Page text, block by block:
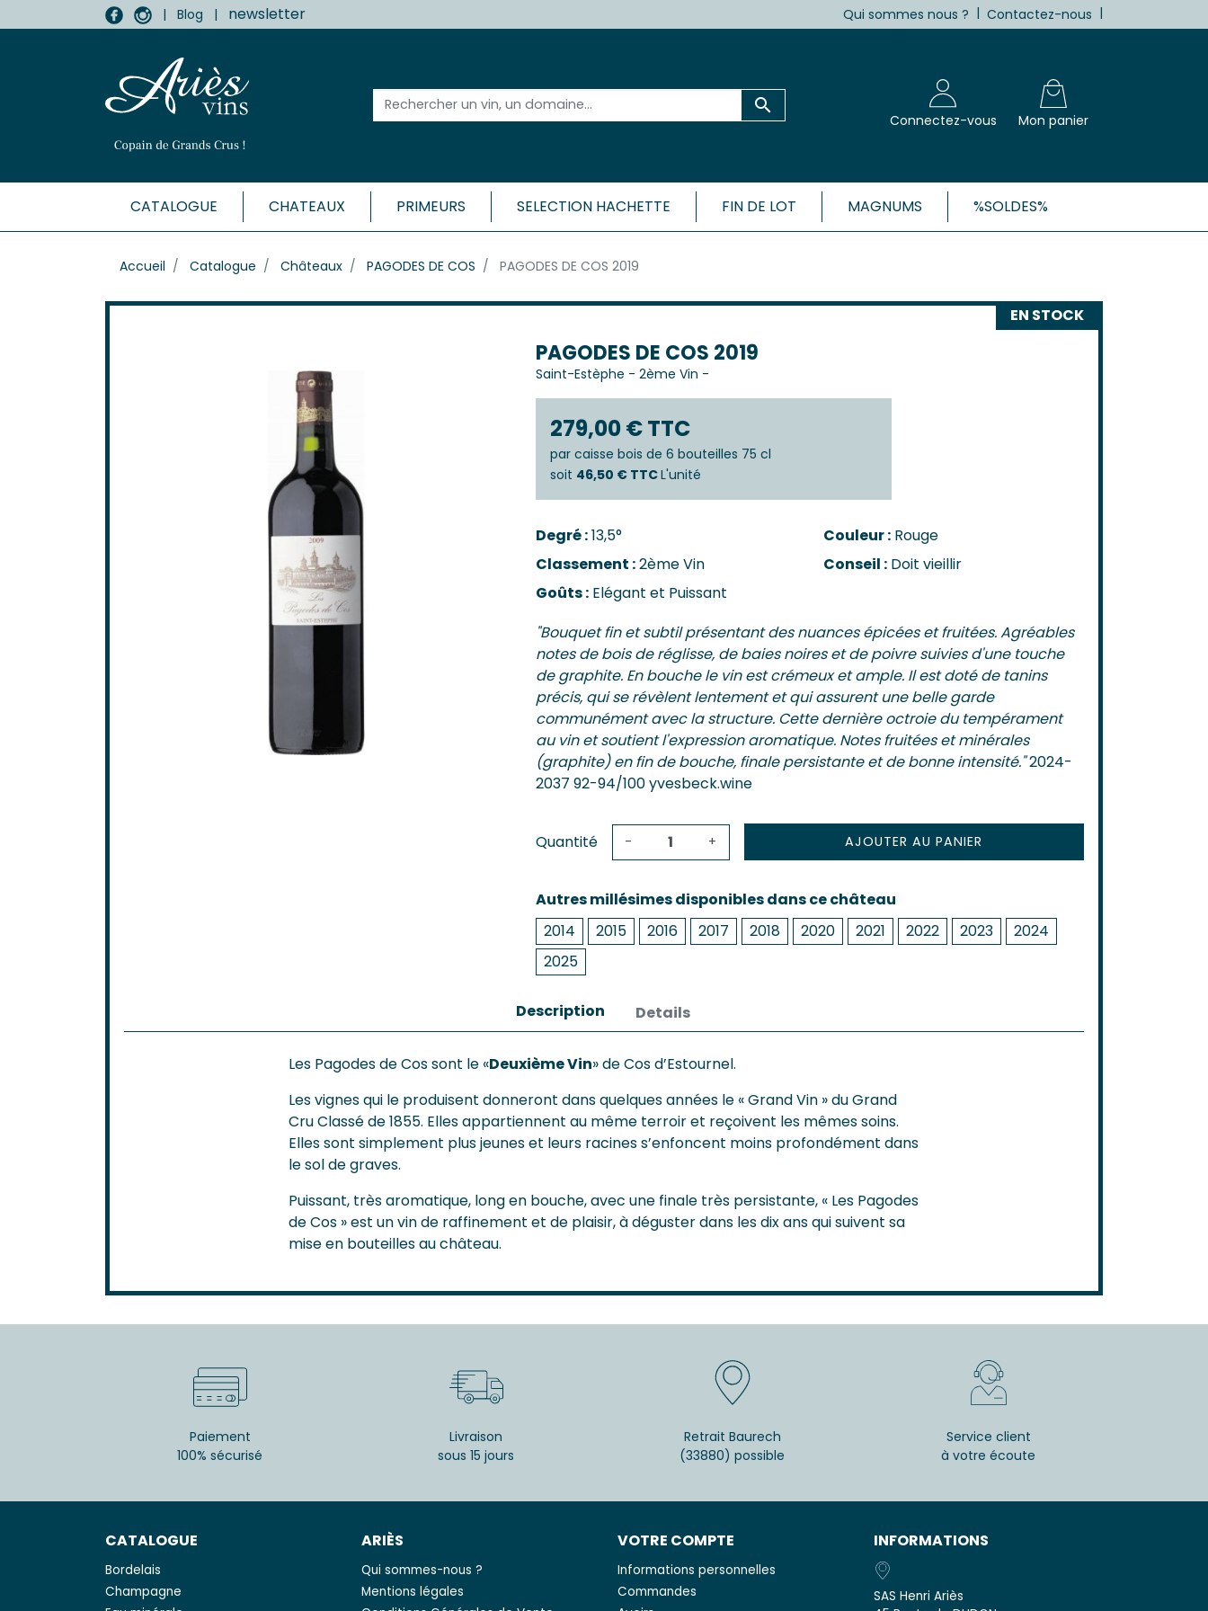
| Blog | newsletter |
Contactez-nous
|
Qui sommes nous ?

Connectez-vous Mon panier
CATALOGUE
MÉDOC ET SA RÉGION
Listrac-Médoc
GRAVES & PESSAC-LÉOGNAN
Pessac-Léognan
SAINT EMILION, POMEROL ET SATELLITES
Bordeaux Blanc
Bordeaux Rosé
Côtes-De-Bourg
Crémant de Bordeaux
Premières-Côtes-De-Bordeaux
SAUTERNAIS
CHATEAUX PRIMEURS SELECTION HACHETTE FIN DE LOT MAGNUMS %SOLDES%
Accueil Catalogue Châteaux PAGODES DE COS PAGODES DE COS 2019
EN STOCK
PAGODES DE COS 2019
Saint-Estèphe - 2ème Vin -
279,00 € TTC
par caisse bois de 6 bouteilles 75 cl
soit 46,50 € TTCL'unité
Degré :13,5° Couleur : Rouge
Classement :2ème Vin Conseil : Doit vieillir
Goûts : Elégant et Puissant
"Bouquet fin et subtil présentant des nuances épicées et fruitées. Agréables
notes de bois de réglisse, de baies noires et de poivre suivies d'une touche
de graphite. En bouche le vin est crémeux et ample. Il est doté de tanins
précis, qui se révèlent lentement et qui assurent une belle garde
communément avec la structure. Cette dernière octroie du tempérament
au vin et soutient l'expression aromatique. Notes fruitées et minérales
(graphite) en fin de bouche, finale persistante et de bonne intensité."2024-
2037 92-94/100 yvesbeck.wine
Quantité - + AJOUTER AU PANIER
Autres millésimes disponibles dans ce château
2014
2015 2016 2017 2018 2020 2021 2022 2023
2024
2025
Description Details
Les Pagodes de Cos sont le «Deuxième Vin» de Cos d’Estournel.
Les vignes qui le produisent donneront dans quelques années le « Grand Vin » du Grand
Cru Classé de 1855. Elles appartiennent au même terroir et reçoivent les mêmes soins.
Elles sont simplement plus jeunes et leurs racines s’enfoncent moins profondément dans
le sol de graves.
Puissant, très aromatique, long en bouche, avec une finale très persistante, « Les Pagodes
de Cos » est un vin de raffinement et de plaisir, à déguster dans les dix ans qui suivent sa
mise en bouteilles au château.
Paiement
100% sécurisé
Livraison
sous 15 jours
Retrait Baurech
(33880) possible
Service client
à votre écoute
CATALOGUE
Bordelais
Champagne
ARIÈS
Qui sommes-nous ?
Mentions légales
VOTRE COMPTE
Informations personnelles
Commandes
INFORMATIONS
SAS Henri Ariès